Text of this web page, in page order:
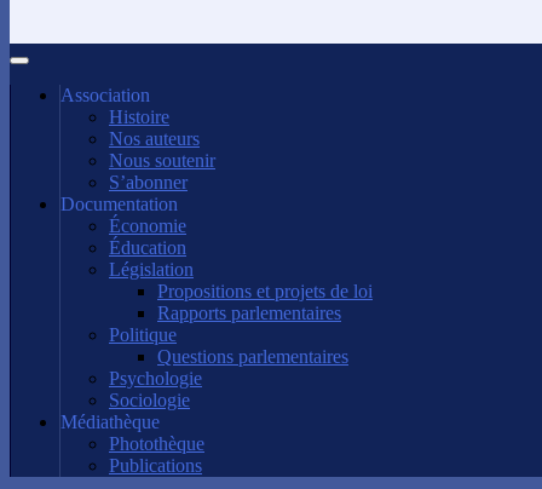
Association
Histoire
Nos auteurs
Nous soutenir
S’abonner
Documentation
Économie
Éducation
Législation
Propositions et projets de loi
Rapports parlementaires
Politique
Questions parlementaires
Psychologie
Sociologie
Médiathèque
Photothèque
Publications